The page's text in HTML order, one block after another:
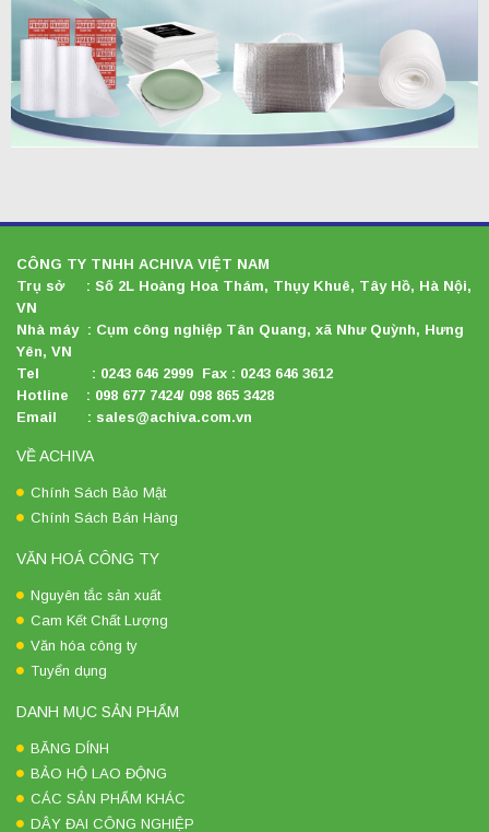
CÔNG TY TNHH ACHIVA VIỆT NAM
Trụ sở : Số 2L Hoàng Hoa Thám, Thụy Khuê, Tây Hồ, Hà Nội,
VN
Nhà máy : Cụm công nghiệp Tân Quang, xã Như Quỳnh, Hưng
Yên, VN
Tel : 0243 646 2999 Fax : 0243 646 3612
Hotline : 098 677 7424/ 098 865 3428
Email : sales@achiva.com.vn
VỀ ACHIVA
Chính Sách Bảo Mật
Chính Sách Bán Hàng
VĂN HOÁ CÔNG TY
Nguyên tắc sản xuất
Cam Kết Chất Lượng
Văn hóa công ty
Tuyển dụng
DANH MỤC SẢN PHẨM
BĂNG DÍNH
BẢO HỘ LAO ĐỘNG
CÁC SẢN PHẨM KHÁC
DÂY ĐAI CÔNG NGHIỆP